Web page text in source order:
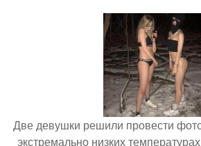
Две девушки решили провести
экстремально низких